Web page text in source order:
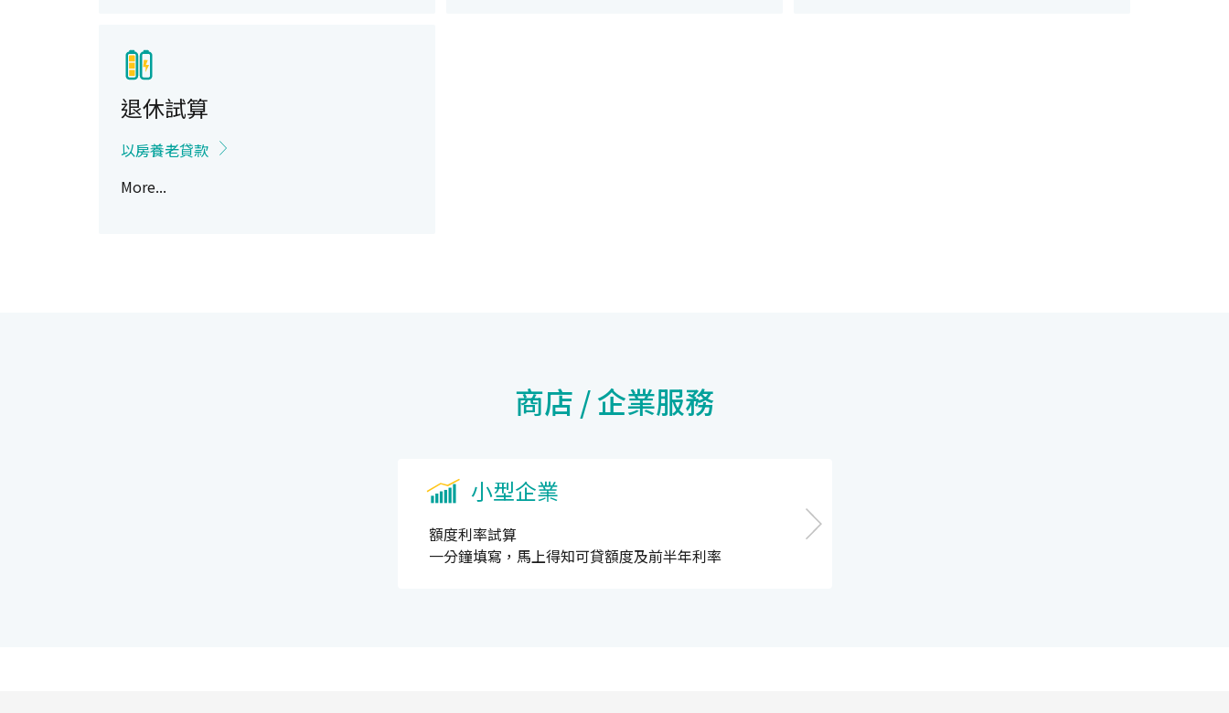
退休試算
以房養老貸款
More...
商店 / 企業服務
小型企業
額度利率試算
一分鐘填寫，馬上得知可貸額度及前半年利率